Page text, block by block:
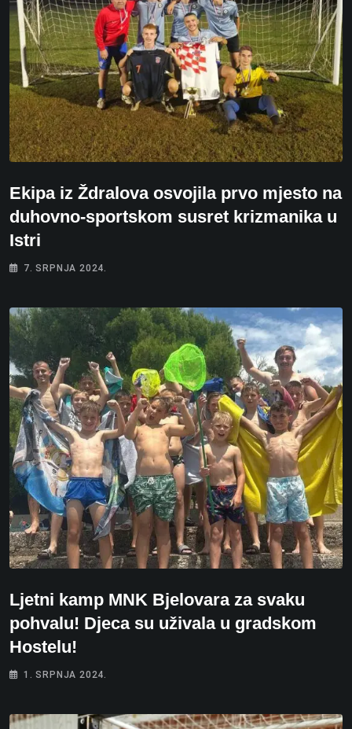
Ekipa iz Ždralova osvojila prvo mjesto na
duhovno-sportskom susret krizmanika u
Istri
7. SRPNJA 2024.
Ljetni kamp MNK Bjelovara za svaku
pohvalu! Djeca su uživala u gradskom
Hostelu!
1. SRPNJA 2024.